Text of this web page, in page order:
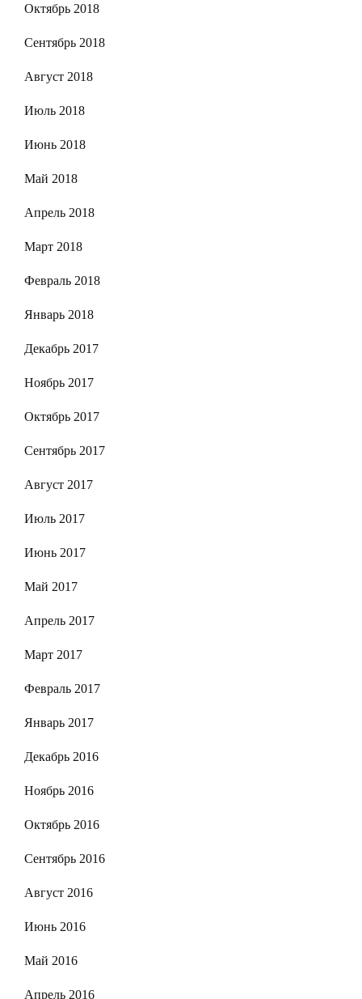
Октябрь 2018
Сентябрь 2018
Август 2018
Июль 2018
Июнь 2018
Май 2018
Апрель 2018
Март 2018
Февраль 2018
Январь 2018
Декабрь 2017
Ноябрь 2017
Октябрь 2017
Сентябрь 2017
Август 2017
Июль 2017
Июнь 2017
Май 2017
Апрель 2017
Март 2017
Февраль 2017
Январь 2017
Декабрь 2016
Ноябрь 2016
Октябрь 2016
Сентябрь 2016
Август 2016
Июнь 2016
Май 2016
Апрель 2016